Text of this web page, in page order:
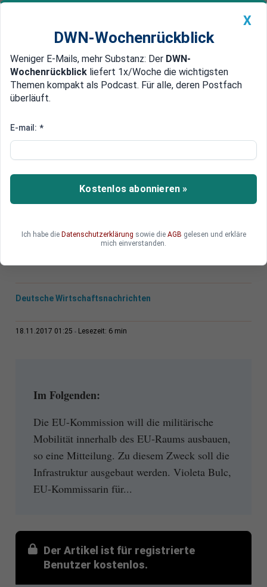
Newsticker MEIN DWN: Geldanlage Premium
Edelmetalle DWN-Magazin China
Freie Fahrt für die Nato
EU plant Milliarden-Ausgaben
für militärische Mobilität in
Europa
Die EU will mit Milliarden-Ausgaben die
General Hodges fordert freie Fahrt für die
Streitkräfte der Nato.
Deutsche Wirtschaftsnachrichten
18.11.2017 01:25 Lesezeit: 6 min
Im Folgenden:
Die EU-Kommission will die militärische
Mobilität innerhalb des EU-Raums ausbauen,
so eine Mitteilung. Zu diesem Zweck soll die
Infrastruktur ausgebaut werden. Violeta Bulc,
EU-Kommissarin für...
Der Artikel ist für registrierte
Benutzer kostenlos.
X
DWN-Wochenrückblick
Weniger E-Mails, mehr Substanz: Der DWN-
Wochenrückblick liefert 1x/Woche die wichtigsten
Themen kompakt als Podcast. Für alle, deren Postfach
überläuft.
E-mail: *
Kostenlos abonnieren »
Ich habe die Datenschutzerklärung sowie die AGB gelesen und erkläre
mich einverstanden.